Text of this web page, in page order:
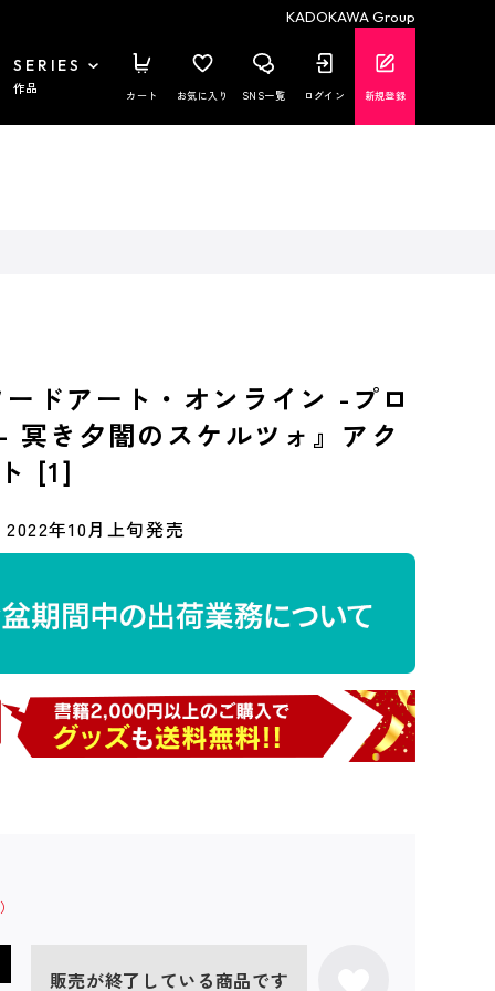
KADOKAWA Group
SERIES
作品 カート お気に入り SNS一覧 ログイン 新規登録
ドアート・オンライン -プロ
冥き夕闇のスケルツォ』アク
[1]
2022年10月上旬発売
販売が終了している商品です